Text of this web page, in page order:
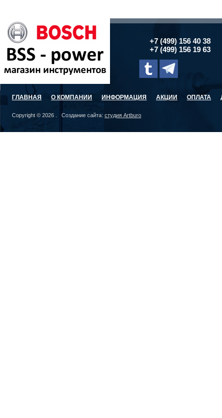
+7 (499) 156 40 38
+7 (499) 156 19 63
ГЛАВНАЯ О КОМПАНИИ ИНФОРМАЦИЯ АКЦИИ ОПЛАТА
Copyright © 2026 . Создание сайта: студия Artburo